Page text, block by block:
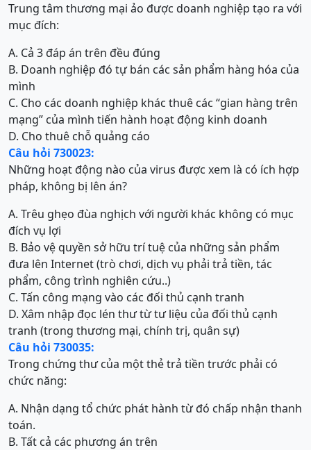
Trung tâm thương mại ảo được doanh nghiệp tạo ra với
mục đích:
A. Cả 3 đáp án trên đều đúng
B. Doanh nghiệp đó tự bán các sản phẩm hàng hóa của
mình
C. Cho các doanh nghiệp khác thuê các “gian hàng trên
mạng” của mình tiến hành hoạt động kinh doanh
D. Cho thuê chỗ quảng cáo
Câu hỏi 730023:
Những hoạt động nào của virus được xem là có ích hợp
pháp, không bị lên án?
A. Trêu ghẹo đùa nghịch với người khác không có mục
đích vụ lợi
B. Bảo vệ quyền sở hữu trí tuệ của những sản phẩm
đưa lên Internet (trò chơi, dịch vụ phải trả tiền, tác
phẩm, công trình nghiên cứu..)
C. Tấn công mạng vào các đối thủ cạnh tranh
D. Xâm nhập đọc lén thư từ tư liệu của đối thủ cạnh
tranh (trong thương mại, chính trị, quân sự)
Câu hỏi 730035:
Trong chứng thư của một thẻ trả tiền trước phải có
chức năng:
A. Nhận dạng tổ chức phát hành từ đó chấp nhận thanh
toán.
B. Tất cả các phương án trên